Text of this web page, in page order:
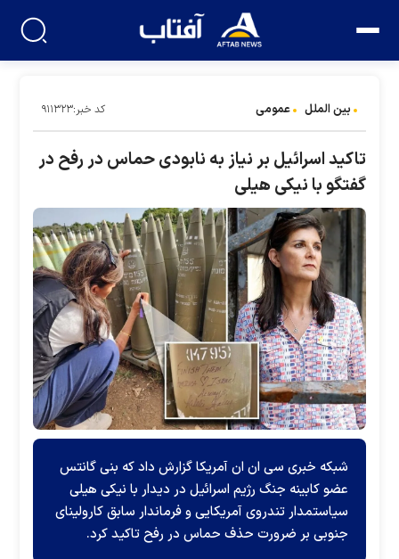
بین الملل عمومی کد خبر:۹۱۱۳۲۳
تاکید اسرائیل بر نیاز به نابودی حماس در رفح در
گفتگو با نیکی هیلی
شبکه خبری سی ان ان آمریکا گزارش داد که بنی گانتس
عضو کابینه جنگ رژیم اسرائیل در دیدار با نیکی هیلی
سیاستمدار تندروی آمریکایی و فرماندار سابق کارولینای
جنوبی بر ضرورت حذف حماس در رفح تاکید کرد.